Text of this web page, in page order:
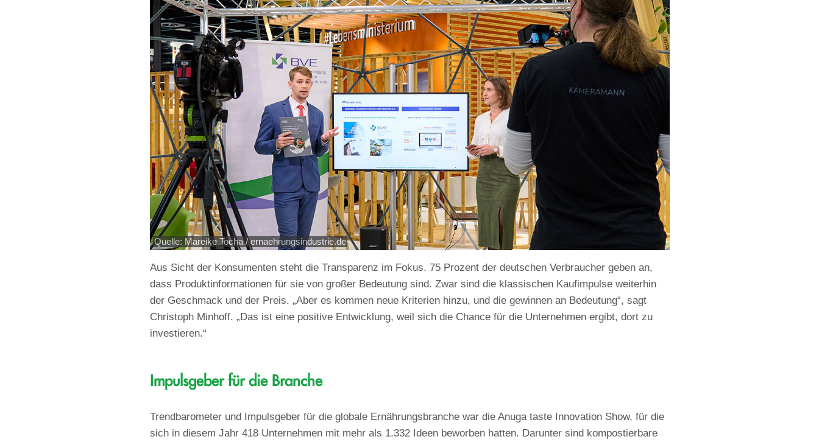
Quelle: Mareike Tocha / ernaehrungsindustrie.de
Aus Sicht der Konsumenten steht die Transparenz im Fokus. 75 Prozent der deutschen Verbraucher geben an,
dass Produktinformationen für sie von großer Bedeutung sind. Zwar sind die klassischen Kaufimpulse weiterhin
der Geschmack und der Preis. „Aber es kommen neue Kriterien hinzu, und die gewinnen an Bedeutung“, sagt
Christoph Minhoff. „Das ist eine positive Entwicklung, weil sich die Chance für die Unternehmen ergibt, dort zu
investieren.“
Impulsgeber für die Branche
Trendbarometer und Impulsgeber für die globale Ernährungsbranche war die Anuga taste Innovation Show, für die
sich in diesem Jahr 418 Unternehmen mit mehr als 1.332 Ideen beworben hatten. Darunter sind kompostierbare